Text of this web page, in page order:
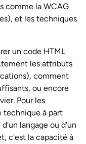
comme la WCAG
et les techniques
un code HTML
les attributs
comment
ou encore
Pour les
technique à part
langage ou d'un
c'est la capacité à